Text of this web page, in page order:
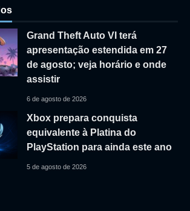
Grand Theft Auto VI terá
apresentação estendida em 27
de agosto; veja horário e onde
assistir
6 de agosto de 2026
Xbox prepara conquista
equivalente à Platina do
PlayStation para ainda este ano
5 de agosto de 2026